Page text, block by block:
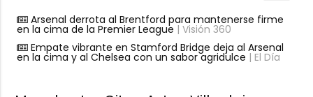
Arsenal derrota al Brentford para mantenerse firme
en la cima de la Premier League | Visión 360
Empate vibrante en Stamford Bridge deja al Arsenal
en la cima y al Chelsea con un sabor agridulce | El Día